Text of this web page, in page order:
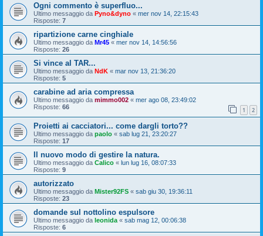
Ogni commento è superfluo...
Ultimo messaggio da Pyno&dyno « mer nov 14, 22:15:43
Risposte: 7
ripartizione carne cinghiale
Ultimo messaggio da Mr45 « mer nov 14, 14:56:56
Risposte: 26
Si vince al TAR...
Ultimo messaggio da NdK « mar nov 13, 21:36:20
Risposte: 5
carabine ad aria compressa
Ultimo messaggio da mimmo002 « mer ago 08, 23:49:02
Risposte: 66 1 2
Proietti ai cacciatori... come dargli torto??
Ultimo messaggio da paolo « sab lug 21, 23:20:27
Risposte: 17
Il nuovo modo di gestire la natura.
Ultimo messaggio da Calico « lun lug 16, 08:07:33
Risposte: 9
autorizzato
Ultimo messaggio da Mister92FS « sab giu 30, 19:36:11
Risposte: 23
domande sul nottolino espulsore
Ultimo messaggio da leonida « sab mag 12, 00:06:38
Risposte: 6